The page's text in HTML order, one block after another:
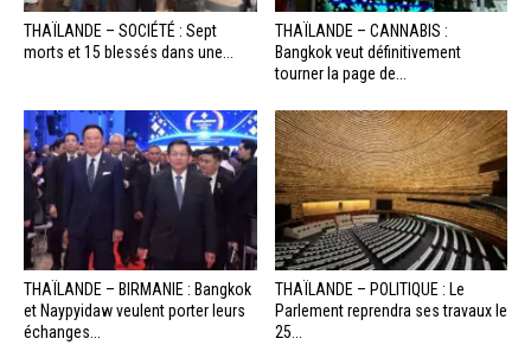
THAÏLANDE – SOCIÉTÉ : Sept
morts et 15 blessés dans une...
THAÏLANDE – CANNABIS :
Bangkok veut définitivement
tourner la page de...
THAÏLANDE – BIRMANIE : Bangkok
et Naypyidaw veulent porter leurs
échanges...
THAÏLANDE – POLITIQUE : Le
Parlement reprendra ses travaux le
25...